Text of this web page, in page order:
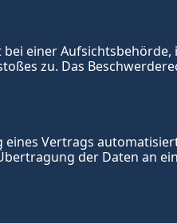
einer
zu. Das
Vertrags
der Daten an